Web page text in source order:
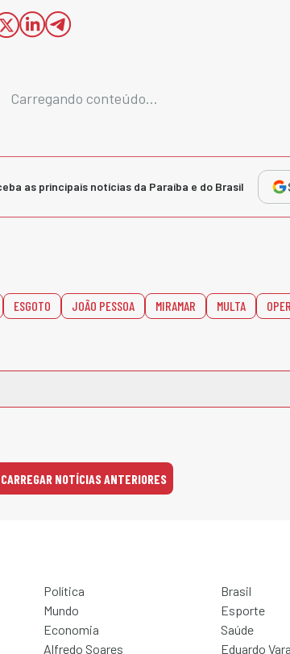
Carregando conteúdo...
as principais notícias da Paraíba e do Brasil
ESGOTO JOÃO PESSOA MIRAMAR MULTA
CARREGAR NOTÍCIAS ANTERIORES
Política
Brasil
Mundo
Esporte
Economia
Saúde
Alfredo Soares Eduardo